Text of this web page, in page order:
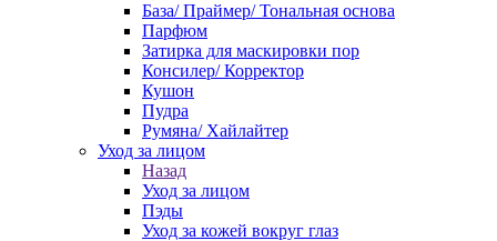
База/ Праймер/ Тональная основа
Парфюм
Затирка для маскировки пор
Консилер/ Корректор
Кушон
Пудра
Румяна/ Хайлайтер
Уход за лицом
Назад
Уход за лицом
Пэды
Уход за кожей вокруг глаз